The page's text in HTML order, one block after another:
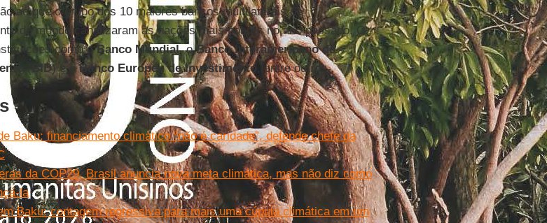
ao que o grupo dos 10 maiores bancos multilaterais de
do mundo canalizaram às nações mais pobres no ano passado. O
como oBanco Mundial, oBanco Interamericano de
( BID) e oBanco Europeu de Investimento , entre outros.
Baku: financiamento climático “não é caridade”, defende chefe da
da COP29, Brasil anuncia nova meta climática, mas não diz como
la
Baku: contagem regressiva para mais uma cúpula climática em um